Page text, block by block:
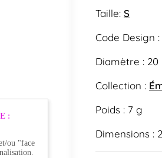
:
ou "face
Taille:S
Code Design
Diamètre : 20
Collection :
Poids : 7 g
Dimensions :